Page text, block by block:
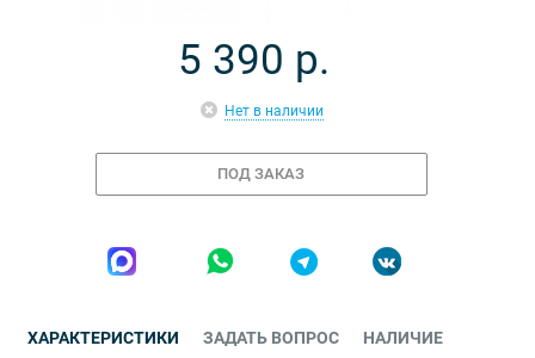
5 390 р.
Нет в наличии
ПОД ЗАКАЗ
ХАРАКТЕРИСТИКИ ЗАДАТЬ ВОПРОС НАЛИЧИЕ